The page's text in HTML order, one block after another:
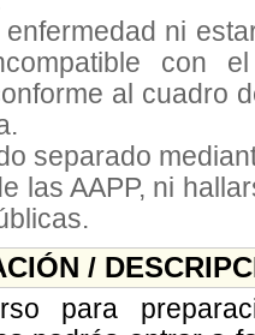
ni
con
al cuadro
separado
las AAPP, ni
/
para